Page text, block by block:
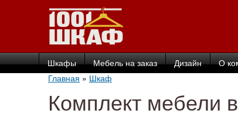
Шкафы Мебель на заказ Дизайн О
Главная » Шкаф
Комплект мебели